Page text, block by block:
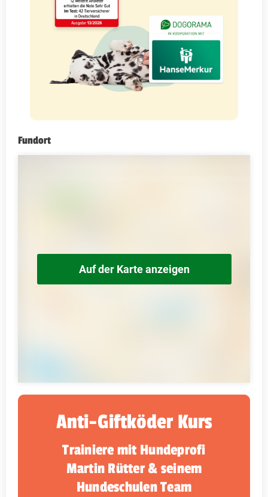
Fundort
Auf der Karte anzeigen
Anti-Giftköder Kurs
Trainiere mit Hundeprofi
Martin Rütter & seinem
Hundeschulen Team